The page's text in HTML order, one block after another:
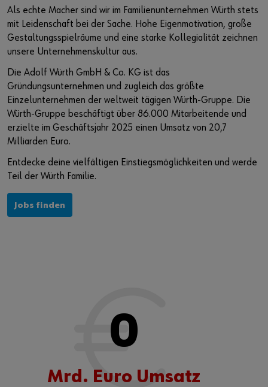
In nur drei Schritten können Sie sich registrieren und alle
Funktionen des Online-Shops nutzen.
Verkauf nur an Gewerbetreibende
Veranstaltungen
Wissen und Referenzen
Baustellenmanagement CENDAS
Nachhaltigkeit bei Würth
Akademie Würth
Forschung und Entwicklung
Innovation Hub
Würth Karriere auf Jobmessen
Diversity bei Würth
Als echte Macher sind wir im Familienunternehmen Würth stets
mit Leidenschaft bei der Sache. Hohe Eigenmotivation, große
Gestaltungsspielräume und eine starke Kollegialität zeichnen
unsere Unternehmenskultur aus.
Die Adolf Würth GmbH & Co. KG ist das
Gründungsunternehmen und zugleich das größte
Einzelunternehmen der weltweit tägigen Würth-Gruppe. Die
Würth-Gruppe beschäftigt über 86.000 Mitarbeitende und
erzielte im Geschäftsjahr 2025 einen Umsatz von 20,7
Milliarden Euro.
Entdecke deine vielfältigen Einstiegsmöglichkeiten und werde
Teil der Würth Familie.
Jobs finden
0
Mrd. Euro Umsatz